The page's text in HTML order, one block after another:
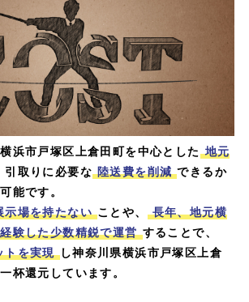
浜市戸塚区上倉田町を中心とした 地元
引取りに必要な 陸送費を削減 できるか
能です。
示場を持たない ことや、
長年、地元横
験した少数精鋭で運営 することで、
トを実現 し神奈川県横浜市戸塚区上倉
杯還元しています。